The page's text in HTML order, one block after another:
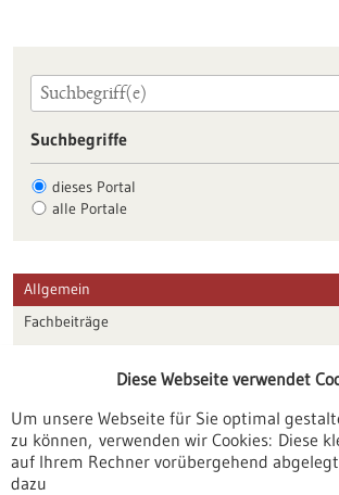
Suchbegriffe
dieses Portal
alle Portale
Allgemein
Fachbeiträge
Veranstaltungen
Erscheinungsdatum
Diese Webseite verwendet
Um unsere Webseite für Sie optimal
zu können, verwenden wir Cookies: Diese
auf Ihrem Rechner vorübergehend
dazu